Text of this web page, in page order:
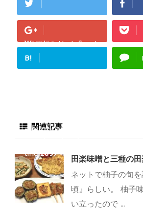
Warning: Undefined
array key "Google+"
in/home/fukurou-
-count-cache/sns-
count-cache.phpon
line2897
B!
関連記事
田楽味噌と三種の
ネットで柚子の旬
頃』らしい。 柚子
い立ったので ...